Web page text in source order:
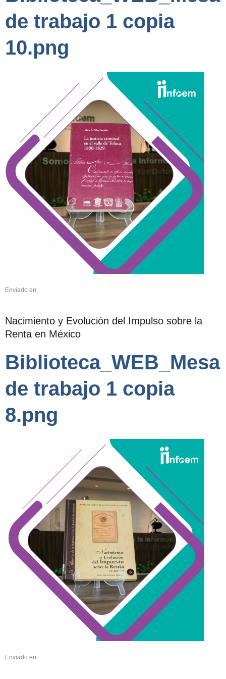
de trabajo 1 copia
10.png
Enviado en
Nacimiento y Evolución del Impulso sobre la
Renta en México
Biblioteca_WEB_Mesa
de trabajo 1 copia
8.png
Enviado en